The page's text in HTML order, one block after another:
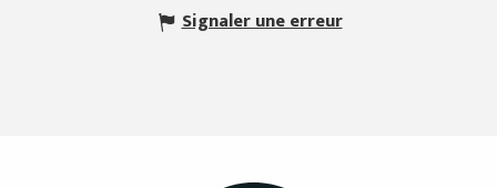
Signaler une erreur